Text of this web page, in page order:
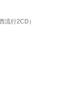
流行2CD）